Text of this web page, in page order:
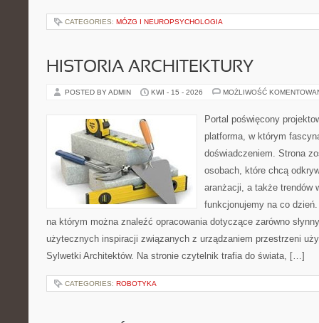
CATEGORIES: MÓZG I NEUROPSYCHOLOGIA
HISTORIA ARCHITEKTURY
POSTED BY ADMIN KWI - 15 - 2026 MOŻLIWOŚĆ
Portal poświęcony
platforma, w którym
doświadczeniem. Strona
osobach, które chcą
aranżacji, a także trendów
funkcjonujemy na co
na którym można znaleźć opracowania dotyczące zarówno
użytecznych inspiracji związanych z urządzaniem przestrzeni
Sylwetki Architektów. Na stronie czytelnik trafia do świata, […]
CATEGORIES: ROBOTYKA